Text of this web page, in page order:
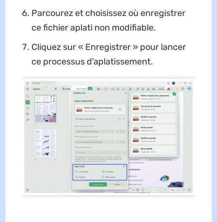
Parcourez et choisissez où enregistrer
ce fichier aplati non modifiable.
Cliquez sur « Enregistrer » pour lancer
ce processus d'aplatissement.